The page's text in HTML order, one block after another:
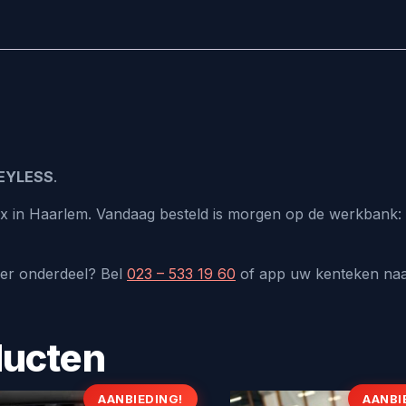
.
in Haarlem. Vandaag besteld is morgen op de
onderdeel? Bel 023 – 533 19 60 of app uw kenteken
AANBIEDING!